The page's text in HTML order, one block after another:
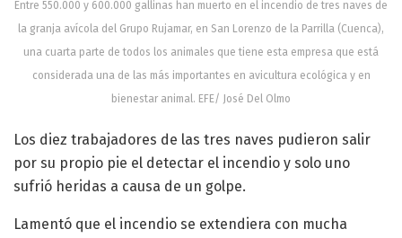
Entre 550.000 y 600.000 gallinas han muerto en el incendio de tres naves de
la granja avícola del Grupo Rujamar, en San Lorenzo de la Parrilla (Cuenca),
una cuarta parte de todos los animales que tiene esta empresa que está
considerada una de las más importantes en avicultura ecológica y en
bienestar animal. EFE/ José Del Olmo
Los diez trabajadores de las tres naves pudieron salir
por su propio pie el detectar el incendio y solo uno
sufrió heridas a causa de un golpe.
Lamentó que el incendio se extendiera con mucha